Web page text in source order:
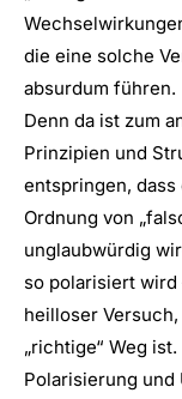
die eine solche
absurdum führen.
Denn da ist zum
Prinzipien und
entspringen,
Ordnung von
unglaubwürdig
so polarisiert wird
heilloser
„richtige“ Weg ist.
Polarisierung